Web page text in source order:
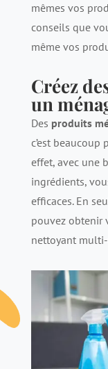
mêmes vos
conseils que
même vos
Créez
un
Des produits
c’est beaucoup
effet, avec une
ingrédients,
efficaces. En
pouvez obtenir
nettoyant